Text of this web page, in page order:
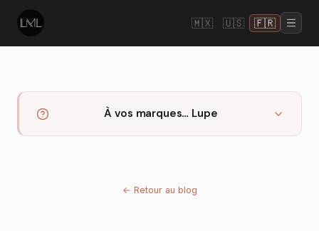
🇲🇽 🇺🇸 🇫🇷
À vos marques… Lupe
← Retour au blog